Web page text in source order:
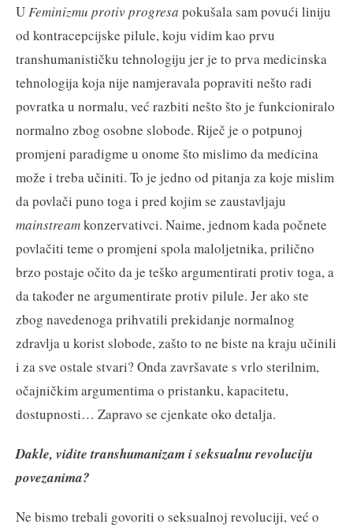
UFeminizmu protiv progresa pokušala sam povući liniju
od kontracepcijske pilule, koju vidim kao prvu
transhumanističku tehnologiju jer je to prva medicinska
tehnologija koja nije namjeravala popraviti nešto radi
povratka u normalu, već razbiti nešto što je funkcioniralo
normalno zbog osobne slobode. Riječ je o potpunoj
promjeni paradigme u onome što mislimo da medicina
može i treba učiniti. To je jedno od pitanja za koje mislim
da povlači puno toga i pred kojim se zaustavljaju
mainstreamkonzervativci. Naime, jednom kada počnete
povlačiti teme o promjeni spola maloljetnika, prilično
brzo postaje očito da je teško argumentirati protiv toga, a
da također ne argumentirate protiv pilule. Jer ako ste
zbog navedenoga prihvatili prekidanje normalnog
zdravlja u korist slobode, zašto to ne biste na kraju učinili
i za sve ostale stvari? Onda završavate s vrlo sterilnim,
očajničkim argumentima o pristanku, kapacitetu,
dostupnosti… Zapravo se cjenkate oko detalja.
Dakle, vidite transhumanizam i seksualnu revoluciju
povezanima?
Ne bismo trebali govoriti o seksualnoj revoluciji, već o